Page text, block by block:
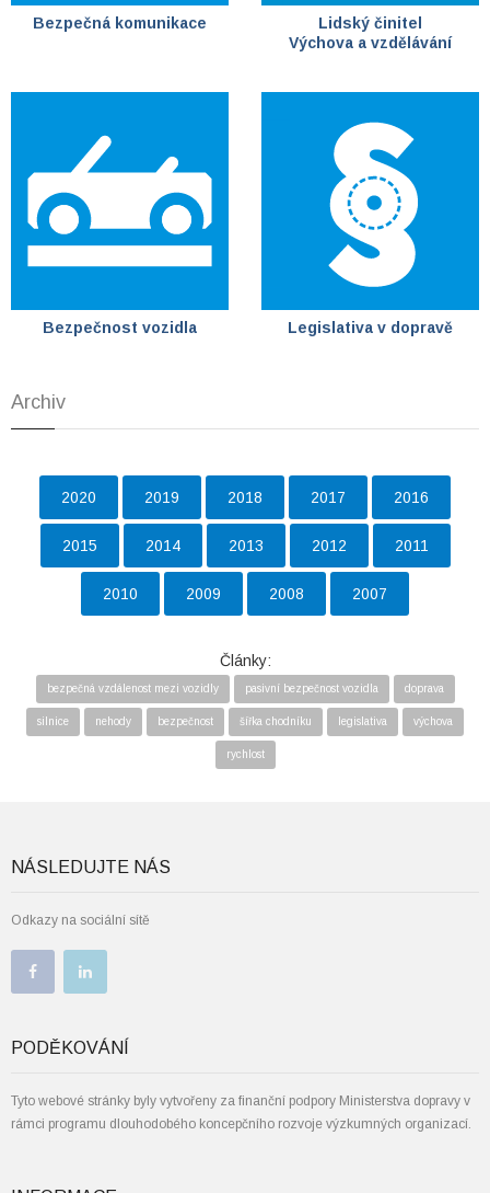
Bezpečná komunikace
Lidský činitel
Výchova a vzdělávání
Bezpečnost vozidla Legislativa v dopravě
Archiv
2020 2019 2018 2017 2016
2015 2014 2013 2012 2011
2010 2009 2008 2007
Články:
bezpečná vzdálenost mezi vozidly pasivní bezpečnost vozidla doprava
silnice nehody bezpečnost šířka chodníku legislativa výchova
rychlost
NÁSLEDUJTE NÁS
Odkazy na sociální sítě
PODĚKOVÁNÍ
Tyto webové stránky byly vytvořeny za finanční podpory Ministerstva dopravy v
rámci programu dlouhodobého koncepčního rozvoje výzkumných organizací.